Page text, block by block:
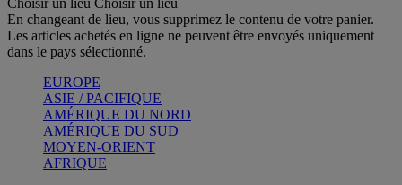
Choisir un lieu Choisir un lieu
En changeant de lieu, vous supprimez le contenu de votre panier.
Les articles achetés en ligne ne peuvent être envoyés uniquement
dans le pays sélectionné.
EUROPE
ASIE / PACIFIQUE
AMÉRIQUE DU NORD
AMÉRIQUE DU SUD
MOYEN-ORIENT
AFRIQUE